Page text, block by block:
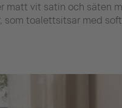
matt vit satin och säten
som toalettsitsar med